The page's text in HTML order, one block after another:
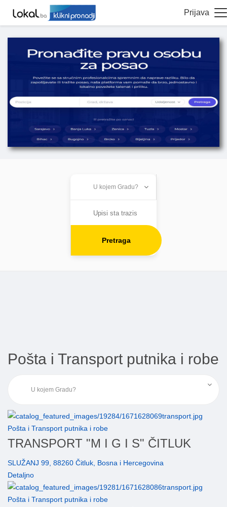
Prijava
Pretraga
Pošta i Transport putnika i robe
Pošta i Transport putnika i robe
TRANSPORT "M I G I S" ČITLUK
SLUŽANJ 99, 88260 Čitluk, Bosna i Hercegovina
Detaljno
Pošta i Transport putnika i robe